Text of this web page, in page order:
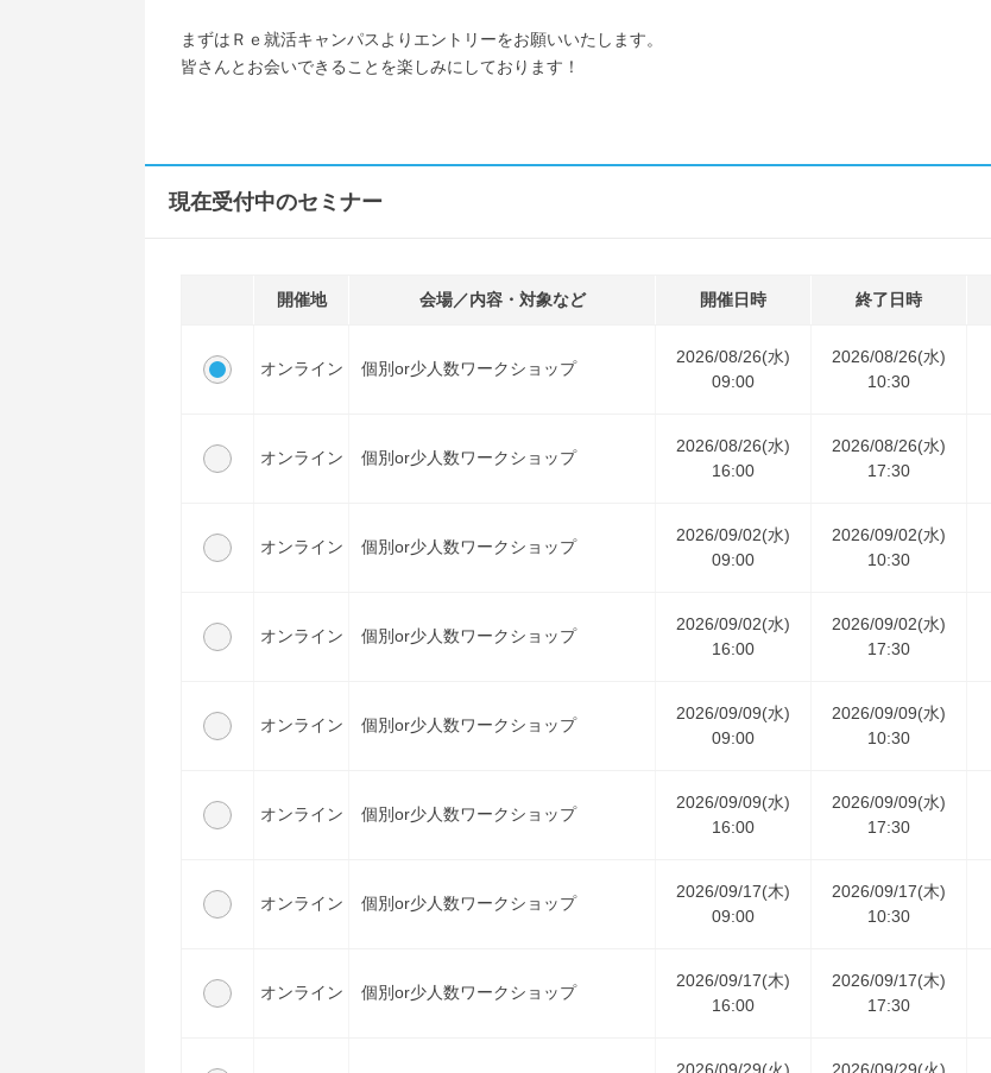
まずはＲｅ就活キャンパスよりエントリーをお願いいたします。
皆さんとお会いできることを楽しみにしております！
現在受付中のセミナー
開催地 会場／内容・対象など 開催日時 終了日時
オンライン 個別or少人数ワークショップ
2026/08/26(水)
09:00
2026/08/26(水)
10:30
オンライン 個別or少人数ワークショップ
2026/08/26(水)
16:00
2026/08/26(水)
17:30
オンライン 個別or少人数ワークショップ
2026/09/02(水)
09:00
2026/09/02(水)
10:30
オンライン 個別or少人数ワークショップ
2026/09/02(水)
16:00
2026/09/02(水)
17:30
オンライン 個別or少人数ワークショップ
2026/09/09(水)
09:00
2026/09/09(水)
10:30
オンライン 個別or少人数ワークショップ
2026/09/09(水)
16:00
2026/09/09(水)
17:30
オンライン 個別or少人数ワークショップ
2026/09/17(木)
09:00
2026/09/17(木)
10:30
オンライン 個別or少人数ワークショップ
2026/09/17(木)
16:00
2026/09/17(木)
17:30